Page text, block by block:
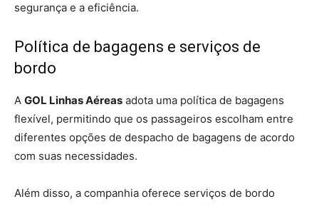
segurança e a eficiência.
Política de bagagens e serviços de
bordo
A GOL Linhas Aéreas adota uma política de bagagens
flexível, permitindo que os passageiros escolham entre
diferentes opções de despacho de bagagens de acordo
com suas necessidades.
Além disso, a companhia oferece serviços de bordo